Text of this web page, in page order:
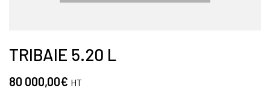
TRIBAIE 5.20 L
80 000,00€ HT